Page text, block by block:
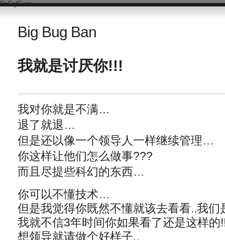
DsFqIEnm
Big Bug Ban
我就是讨厌你!!!
我对你就是不满…
退了就退…
但是还以像一个领导人一样继续管理…
你这样让他们怎么做事???
而且尽提些科幻的东西…
你可以不懂技术…
但是我觉得你既然不懂就该去看看..我
我就不信3年时间你如果看了还是这样的
想领导就请做个好样子..